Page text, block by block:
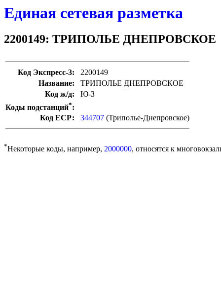
Единая сетевая разметка
2200149: ТРИПОЛЬЕ ДНЕПРОВСКОЕ
Код Экспресс-3:
2200149
Название:
ТРИПОЛЬЕ ДНЕПРОВСКОЕ
Код ж/д:
Ю-З
Коды подстанций*:
Код ЕСР:
344707 (Триполье-Днепровское)
*Некоторые коды, например, 2000000, относятся к